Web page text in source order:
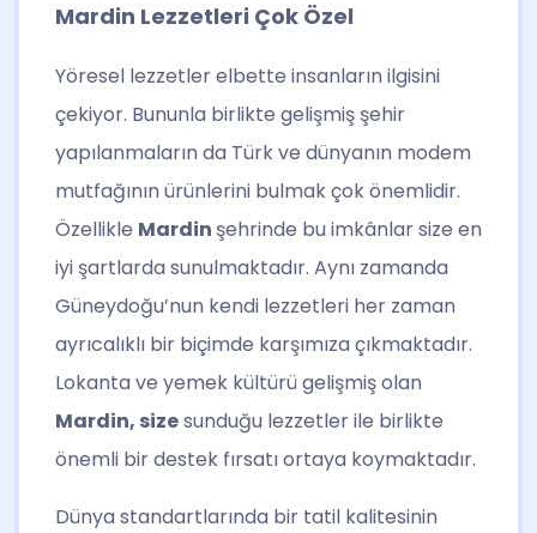
Mardin Lezzetleri Çok Özel
Yöresel lezzetler elbette insanların ilgisini
çekiyor. Bununla birlikte gelişmiş şehir
yapılanmaların da Türk ve dünyanın modem
mutfağının ürünlerini bulmak çok önemlidir.
Özellikle Mardin şehrinde bu imkânlar size en
iyi şartlarda sunulmaktadır. Aynı zamanda
Güneydoğu’nun kendi lezzetleri her zaman
ayrıcalıklı bir biçimde karşımıza çıkmaktadır.
Lokanta ve yemek kültürü gelişmiş olan
Mardin, sizesunduğu lezzetler ile birlikte
önemli bir destek fırsatı ortaya koymaktadır.
Dünya standartlarında bir tatil kalitesinin